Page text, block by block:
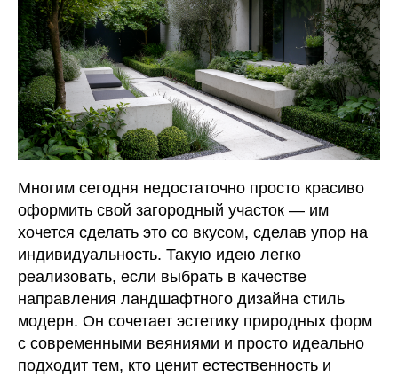
Многим сегодня недостаточно просто красиво
оформить свой загородный участок — им
хочется сделать это со вкусом, сделав упор на
индивидуальность. Такую идею легко
реализовать, если выбрать в качестве
направления ландшафтного дизайна стиль
модерн. Он сочетает эстетику природных форм
с современными веяниями и просто идеально
подходит тем, кто ценит естественность и